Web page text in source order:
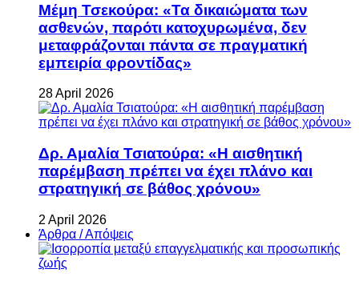
Μέμη Τσεκούρα: «Τα δικαιώματα των
ασθενών, παρότι κατοχυρωμένα, δεν
μεταφράζονται πάντα σε πραγματική
εμπειρία φροντίδας»
28 April 2026
Δρ. Αμαλία Τσιατούρα: «Η αισθητική
παρέμβαση πρέπει να έχει πλάνο και
στρατηγική σε βάθος χρόνου»
2 April 2026
Άρθρα / Απόψεις